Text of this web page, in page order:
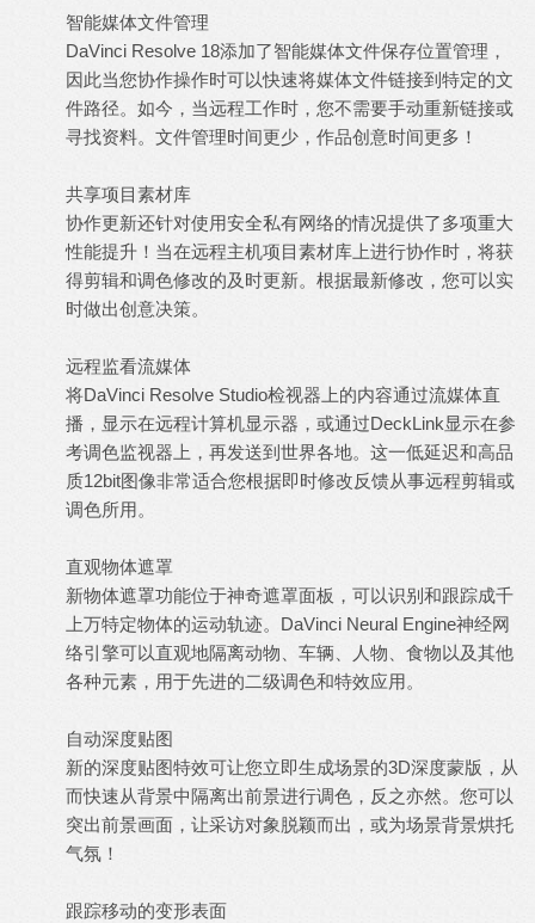
智能媒体文件管理
DaVinci Resolve 18添加了智能媒体文件保存位置管理，
因此当您协作操作时可以快速将媒体文件链接到特定的文
件路径。如今，当远程工作时，您不需要手动重新链接或
寻找资料。文件管理时间更少，作品创意时间更多！
共享项目素材库
协作更新还针对使用安全私有网络的情况提供了多项重大
性能提升！当在远程主机项目素材库上进行协作时，将获
得剪辑和调色修改的及时更新。根据最新修改，您可以实
时做出创意决策。
远程监看流媒体
将DaVinci Resolve Studio检视器上的内容通过流媒体直
播，显示在远程计算机显示器，或通过DeckLink显示在参
考调色监视器上，再发送到世界各地。这一低延迟和高品
质12bit图像非常适合您根据即时修改反馈从事远程剪辑或
调色所用。
直观物体遮罩
新物体遮罩功能位于神奇遮罩面板，可以识别和跟踪成千
上万特定物体的运动轨迹。DaVinci Neural Engine神经网
络引擎可以直观地隔离动物、车辆、人物、食物以及其他
各种元素，用于先进的二级调色和特效应用。
自动深度贴图
新的深度贴图特效可让您立即生成场景的3D深度蒙版，从
而快速从背景中隔离出前景进行调色，反之亦然。您可以
突出前景画面，让采访对象脱颖而出，或为场景背景烘托
气氛！
跟踪移动的变形表面